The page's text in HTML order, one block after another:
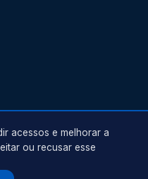
acessos e melhorar a
ou recusar esse